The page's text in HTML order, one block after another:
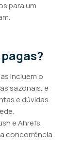
para um
incluem o
sazonais, e
e dúvidas
e Ahrefs,
concorrência